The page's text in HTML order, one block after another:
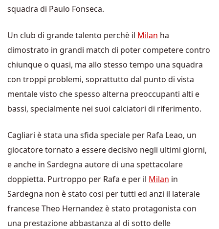
squadra di Paulo Fonseca.
Un club di grande talento perchè il Milan ha
dimostrato in grandi match di poter competere contro
chiunque o quasi, ma allo stesso tempo una squadra
con troppi problemi, soprattutto dal punto di vista
mentale visto che spesso alterna preoccupanti alti e
bassi, specialmente nei suoi calciatori di riferimento.
Cagliari è stata una sfida speciale per Rafa Leao, un
giocatore tornato a essere decisivo negli ultimi giorni,
e anche in Sardegna autore di una spettacolare
doppietta. Purtroppo per Rafa e per il Milan in
Sardegna non è stato cosi per tutti ed anzi il laterale
francese Theo Hernandez è stato protagonista con
una prestazione abbastanza al di sotto delle